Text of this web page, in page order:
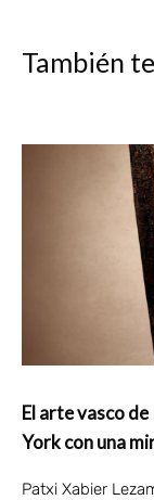
También
El arte vasco
York con una
Patxi Xabier